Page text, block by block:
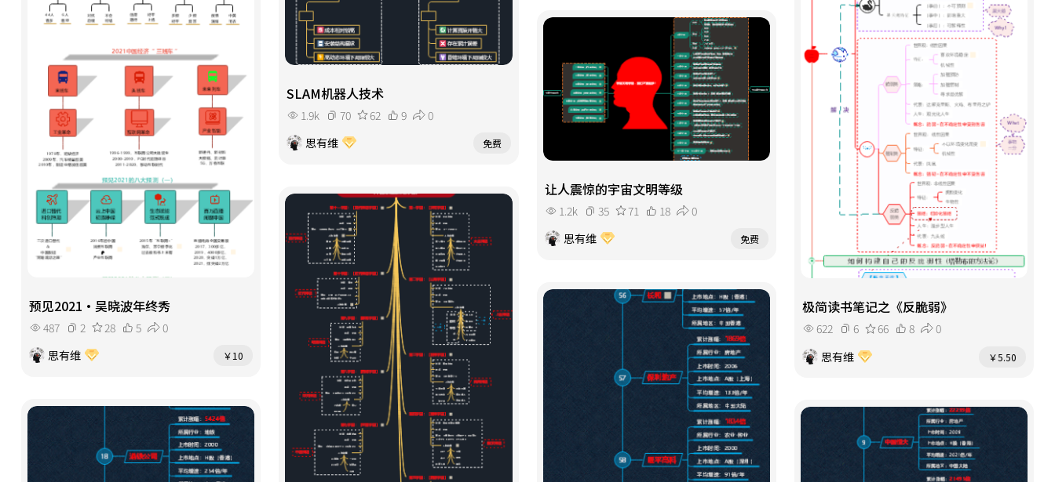
SLAM机器人技术
1.9k 70 62 9
0
思有维
免费
预见2021·吴晓波年终秀
487 2 28 5
0
思有维
￥10
极简读书笔记之《反脆弱》
622 6 66 8
0
思有维
￥5.50
让人震惊的宇宙文明等级
1.2k 35 71 18
0
思有维
免费